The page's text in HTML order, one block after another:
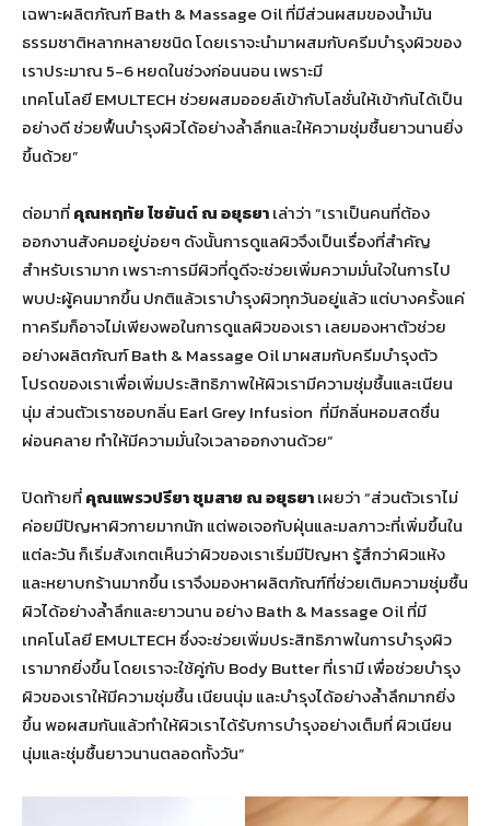
เฉพาะผลิตภัณฑ์ Bath & Massage Oil ที่มีส่วนผสมของน้ำมัน
ธรรมชาติหลากหลายชนิด โดยเราจะนำมาผสมกับครีมบำรุงผิวของ
เราประมาณ 5-6 หยดในช่วงก่อนนอน เพราะมี
เทคโนโลยี EMULTECH ช่วยผสมออยล์เข้ากับโลชั่นให้เข้ากันได้เป็น
อย่างดี ช่วยฟื้นบำรุงผิวได้อย่างล้ำลึกและให้ความชุ่มชื้นยาวนานยิ่ง
ขึ้นด้วย”
ต่อมาที่คุณหฤทัย ไชยันต์ ณ อยุธยาเล่าว่า “เราเป็นคนที่ต้อง
ออกงานสังคมอยู่บ่อยๆ ดังนั้นการดูแลผิวจึงเป็นเรื่องที่สำคัญ
สำหรับเรามาก เพราะการมีผิวที่ดูดีจะช่วยเพิ่มความมั่นใจในการไป
พบปะผู้คนมากขึ้น ปกติแล้วเราบำรุงผิวทุกวันอยู่แล้ว แต่บางครั้งแค่
ทาครีมก็อาจไม่เพียงพอในการดูแลผิวของเรา เลยมองหาตัวช่วย
อย่างผลิตภัณฑ์ Bath & Massage Oil มาผสมกับครีมบำรุงตัว
โปรดของเราเพื่อเพิ่มประสิทธิภาพให้ผิวเรามีความชุ่มชื้นและเนียน
นุ่ม ส่วนตัวเราชอบกลิ่น Earl Grey Infusion ที่มีกลิ่นหอมสดชื่น
ผ่อนคลาย ทำให้มีความมั่นใจเวลาออกงานด้วย”
ปิดท้ายที่คุณแพรวปรียา ชุมสาย ณ อยุธยาเผยว่า “ส่วนตัวเราไม่
ค่อยมีปัญหาผิวกายมากนัก แต่พอเจอกับฝุ่นและมลภาวะที่เพิ่มขึ้นใน
แต่ละวัน ก็เริ่มสังเกตเห็นว่าผิวของเราเริ่มมีปัญหา รู้สึกว่าผิวแห้ง
และหยาบกร้านมากขึ้น เราจึงมองหาผลิตภัณฑ์ที่ช่วยเติมความชุ่มชื้น
ผิวได้อย่างล้ำลึกและยาวนาน อย่าง Bath & Massage Oil ที่มี
เทคโนโลยี EMULTECH ซึ่งจะช่วยเพิ่มประสิทธิภาพในการบำรุงผิว
เรามากยิ่งขึ้น โดยเราจะใช้คู่กับ Body Butter ที่เรามี เพื่อช่วยบำรุง
ผิวของเราให้มีความชุ่มชื้น เนียนนุ่ม และบำรุงได้อย่างล้ำลึกมากยิ่ง
ขึ้น พอผสมกันแล้วทำให้ผิวเราได้รับการบำรุงอย่างเต็มที่ ผิวเนียน
นุ่มและชุ่มชื้นยาวนานตลอดทั้งวัน”